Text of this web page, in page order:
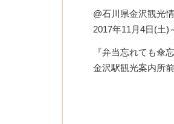
@石川県金沢観光
2017年11月4日(土)
『弁当忘れても傘
金沢駅観光案内所